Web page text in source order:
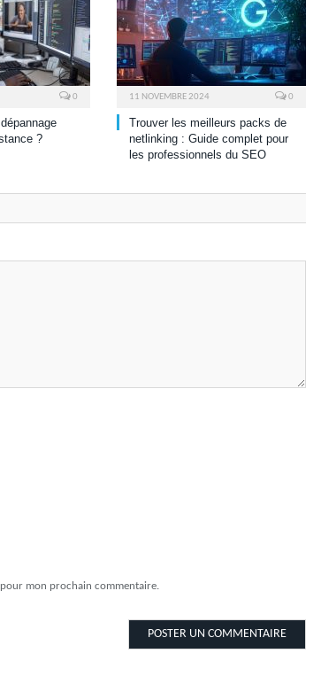
0
?
11 NOVEMBRE 2024 0
Trouver les meilleurs packs de
netlinking : Guide complet pour
les professionnels du SEO
mon prochain commentaire.